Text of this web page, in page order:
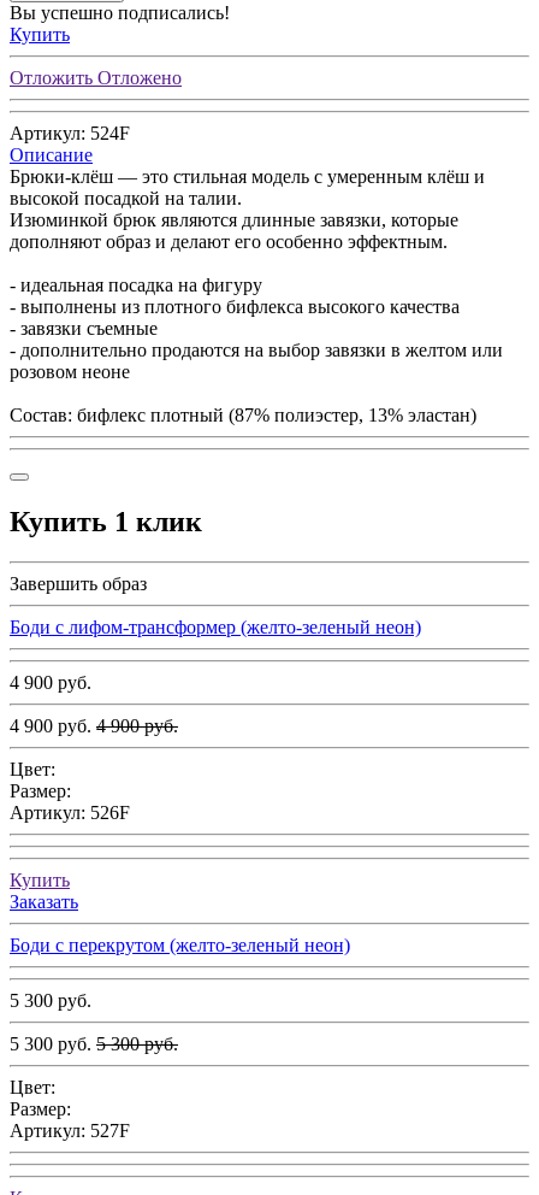
Вы успешно подписались!
Купить
Отложить Отложено
Артикул: 524F
Описание
Брюки-клёш — это стильная модель с умеренным клёш и
высокой посадкой на талии.
Изюминкой брюк являются длинные завязки, которые
дополняют образ и делают его особенно эффектным.
- идеальная посадка на фигуру
- выполнены из плотного бифлекса высокого качества
- завязки съемные
- дополнительно продаются на выбор завязки в желтом или
розовом неоне
Состав: бифлекс плотный (87% полиэстер, 13% эластан)
Купить 1 клик
Завершить образ
Боди с лифом-трансформер (желто-зеленый неон)
4 900 руб.
4 900 руб. 4 900 руб.
Цвет:
Размер:
Артикул: 526F
Купить
Заказать
Боди с перекрутом (желто-зеленый неон)
5 300 руб.
5 300 руб. 5 300 руб.
Цвет:
Размер:
Артикул: 527F